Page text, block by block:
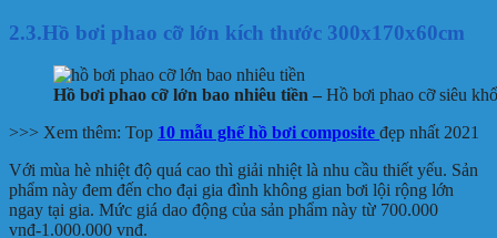
2.3.Hồ bơi phao cỡ lớn kích thước 300x170x60cm
Hồ bơi phao cỡ lớn bao nhiêu tiền – Hồ bơi phao cỡ siêu
>>> Xem thêm: Top 10 mẫu ghế hồ bơi composite đẹp nhất 2021
Với mùa hè nhiệt độ quá cao thì giải nhiệt là nhu cầu thiết yếu. Sản
phẩm này đem đến cho đại gia đình không gian bơi lội rộng lớn
ngay tại gia. Mức giá dao động của sản phẩm này từ 700.000
vnđ-1.000.000 vnđ.